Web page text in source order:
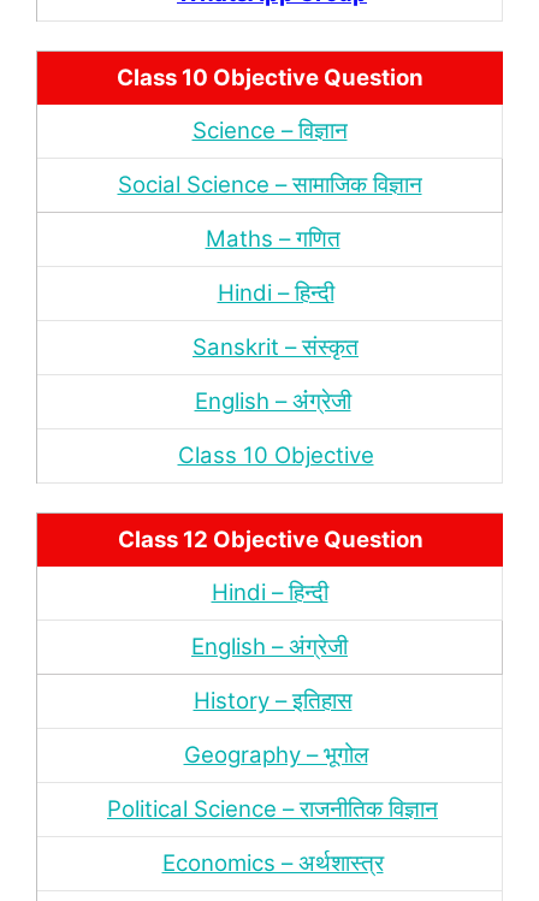
Class 10 Objective Question
Science – विज्ञान
Social Science – सामाजिक विज्ञान
Maths – गणित
Hindi – हिन्‍दी
Sanskrit – संस्‍कृत
English – अंंग्रेजी
Class 10 Objective
Class 12 Objective Question
Hindi – हिन्‍दी
English – अंग्रेजी
History – इतिहास
Geography – भूगोल
Political Science – राजनीतिक विज्ञान
Economics – अर्थशास्‍त्र